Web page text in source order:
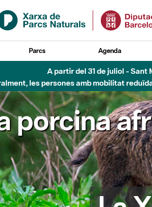
Parcs Agenda
A partir del 31 de juliol -
les persones amb mobilitat
porcina